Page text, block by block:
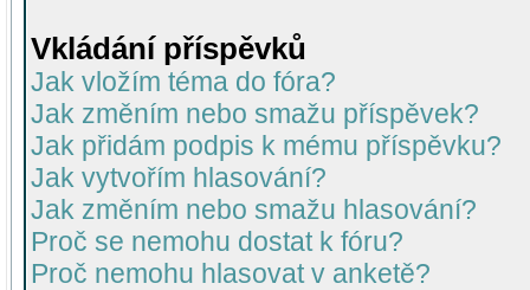
Vkládání příspěvků
Jak vložím téma do fóra?
Jak změním nebo smažu příspěvek?
Jak přidám podpis k mému příspěvku?
Jak vytvořím hlasování?
Jak změním nebo smažu hlasování?
Proč se nemohu dostat k fóru?
Proč nemohu hlasovat v anketě?